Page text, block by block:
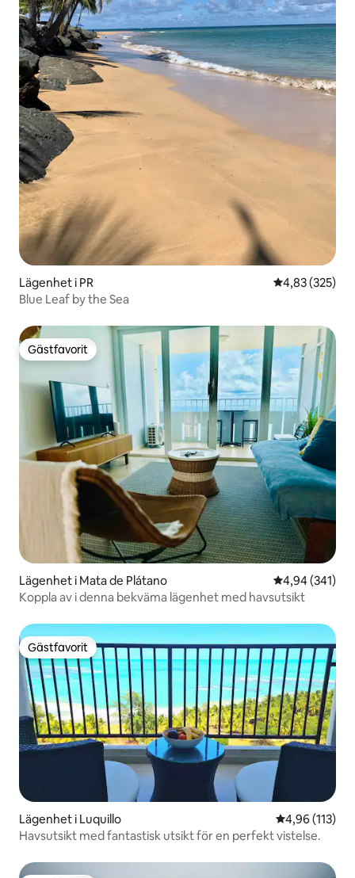
Lägenhet i PR 4,83 av 5 i
4,83 (325)
Blue Leaf by the Sea
Gästfavorit
Gästfavorit
Lägenhet i Mata de Plátano 4,94 av 5 i
4,94 (341)
Koppla av i denna bekväma lägenhet med havsutsikt
Gästfavorit
Gästfavorit
Lägenhet i Luquillo 4,96 av 5 i
4,96 (113)
Havsutsikt med fantastisk utsikt för en perfekt vistelse.